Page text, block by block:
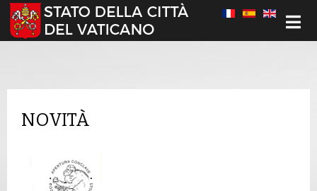
Seleziona la tua lingua
NOVITÀ